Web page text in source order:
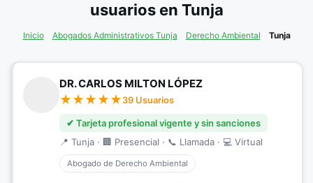
usuarios en Tunja
Inicio Abogados Administrativos Tunja Derecho Ambiental Tunja
DR. CARLOS MILTON LÓPEZ
39 Usuarios
✔ Tarjeta profesional vigente y sin sanciones
📍 Tunja · 🏢 Presencial · 📞 Llamada · 💻 Virtual
Abogado de Derecho Ambiental